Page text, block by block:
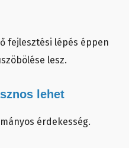
fejlesztési lépés éppen
lesz.
lehet
érdekesség.